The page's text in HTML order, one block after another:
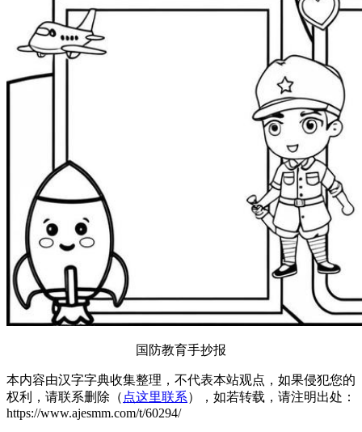
国防教育手抄报
本内容由汉字字典收集整理，不代表本站观点，如果侵犯您的
权利，请联系删除（ 点这里联系），如若转载，请注明出处：
https://www.ajesmm.com/t/60294/